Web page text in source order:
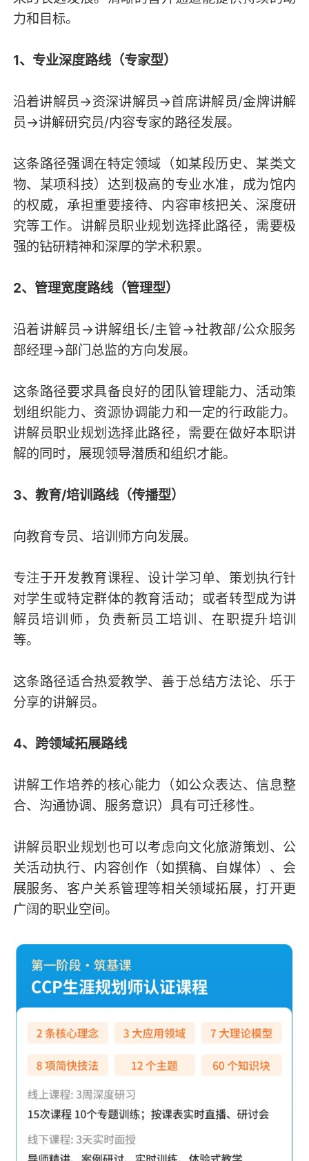
力和目标。
1、专业深度路线（专家型）
沿着讲解员→资深讲解员→首席讲解员/金牌讲解
员→讲解研究员/内容专家的路径发展。
这条路径强调在特定领域（如某段历史、某类文
物、某项科技）达到极高的专业水准，成为馆内
的权威，承担重要接待、内容审核把关、深度研
究等工作。讲解员职业规划选择此路径，需要极
强的钻研精神和深厚的学术积累。
2、管理宽度路线（管理型）
沿着讲解员→讲解组长/主管→社教部/公众服务
部经理→部门总监的方向发展。
这条路径要求具备良好的团队管理能力、活动策
划组织能力、资源协调能力和一定的行政能力。
讲解员职业规划选择此路径，需要在做好本职讲
解的同时，展现领导潜质和组织才能。
3、教育/培训路线（传播型）
向教育专员、培训师方向发展。
专注于开发教育课程、设计学习单、策划执行针
对学生或特定群体的教育活动；或者转型成为讲
解员培训师，负责新员工培训、在职提升培训
等。
这条路径适合热爱教学、善于总结方法论、乐于
分享的讲解员。
4、跨领域拓展路线
讲解工作培养的核心能力（如公众表达、信息整
合、沟通协调、服务意识）具有可迁移性。
讲解员职业规划也可以考虑向文化旅游策划、公
关活动执行、内容创作（如撰稿、自媒体）、会
展服务、客户关系管理等相关领域拓展，打开更
广阔的职业空间。